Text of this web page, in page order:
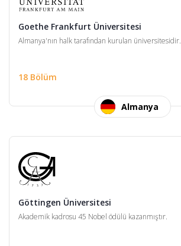
Goethe Frankfurt Üniversitesi
Almanya'nın halk tarafından kurulan üniversitesidir.
18 Bölüm
Almanya
Göttingen Üniversitesi
Akademik kadrosu 45 Nobel ödülü kazanmıştır.